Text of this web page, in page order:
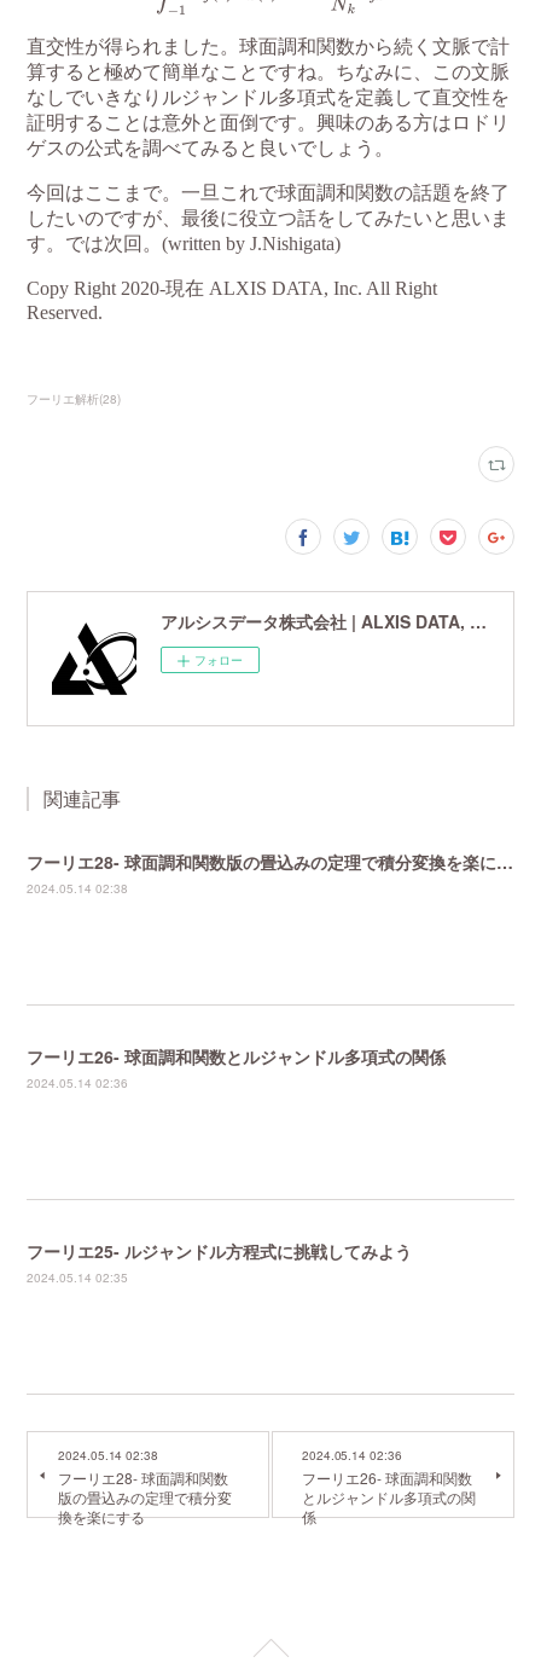
フーリエ解析(28)
アルシスデータ株式会社 | ALXIS DATA, Inc. | 世界最先端の画像鮮鋭化技術研究開発企業
フォロー
関連記事
フーリエ28- 球面調和関数版の畳込みの定理で積分変換を楽にする
2024.05.14 02:38
フーリエ26- 球面調和関数とルジャンドル多項式の関係
2024.05.14 02:36
フーリエ25- ルジャンドル方程式に挑戦してみよう
2024.05.14 02:35
2024.05.14 02:38
フーリエ28- 球面調和関数
版の畳込みの定理で積分変
換を楽にする
2024.05.14 02:36
フーリエ26- 球面調和関数
とルジャンドル多項式の関
係